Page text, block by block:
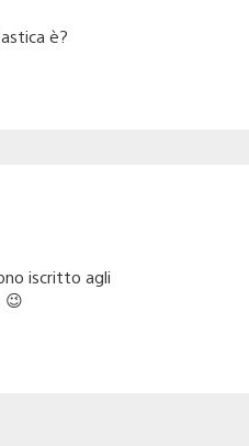
è?
iscritto agli
😉